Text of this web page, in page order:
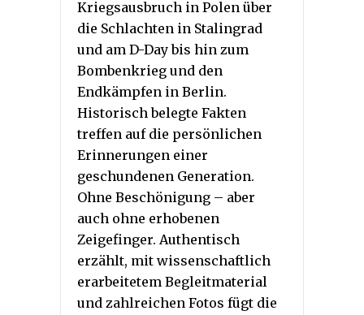
Kriegsausbruch in Polen über
die Schlachten in Stalingrad
und am D-Day bis hin zum
Bombenkrieg und den
Endkämpfen in Berlin.
Historisch belegte Fakten
treffen auf die persönlichen
Erinnerungen einer
geschundenen Generation.
Ohne Beschönigung – aber
auch ohne erhobenen
Zeigefinger. Authentisch
erzählt, mit wissenschaftlich
erarbeitetem Begleitmaterial
und zahlreichen Fotos fügt die